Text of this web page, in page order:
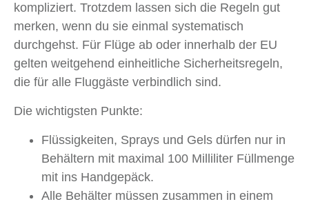
kompliziert. Trotzdem lassen sich die Regeln gut
merken, wenn du sie einmal systematisch
durchgehst. Für Flüge ab oder innerhalb der EU
gelten weitgehend einheitliche Sicherheitsregeln,
die für alle Fluggäste verbindlich sind.
Die wichtigsten Punkte:
Flüssigkeiten, Sprays und Gels dürfen nur in
Behältern mit maximal 100 Milliliter Füllmenge
mit ins Handgepäck.
Alle Behälter müssen zusammen in einem